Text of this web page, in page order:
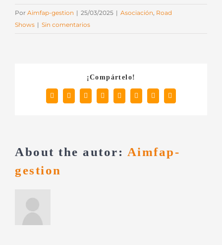
Por Aimfap-gestion | 25/03/2025 | Asociación Road
Shows | Sin comentarios
¡Compártelo!
Facebook
X RedditLinkedInTumblrPinterest
Vk
Correo
electrónico
About the autor: Aimfap-
gestion